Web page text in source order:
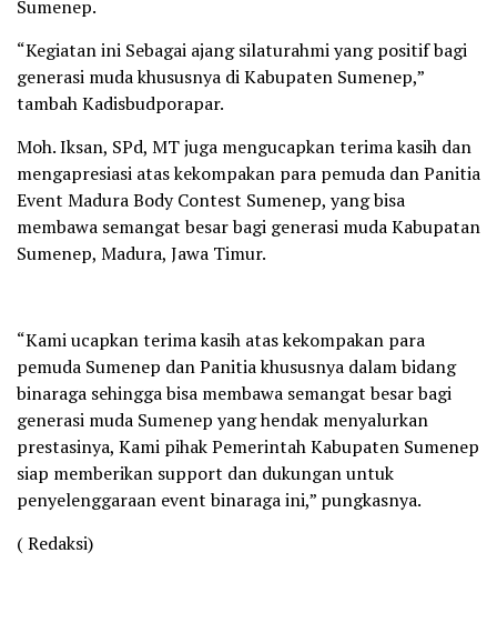
Sumenep.
“Kegiatan ini Sebagai ajang silaturahmi yang positif bagi
generasi muda khususnya di Kabupaten Sumenep,”
tambah Kadisbudporapar.
Moh. Iksan, SPd, MT juga mengucapkan terima kasih dan
mengapresiasi atas kekompakan para pemuda dan Panitia
Event Madura Body Contest Sumenep, yang bisa
membawa semangat besar bagi generasi muda Kabupatan
Sumenep, Madura, Jawa Timur.
“Kami ucapkan terima kasih atas kekompakan para
pemuda Sumenep dan Panitia khususnya dalam bidang
binaraga sehingga bisa membawa semangat besar bagi
generasi muda Sumenep yang hendak menyalurkan
prestasinya, Kami pihak Pemerintah Kabupaten Sumenep
siap memberikan support dan dukungan untuk
penyelenggaraan event binaraga ini,” pungkasnya.
( Redaksi)